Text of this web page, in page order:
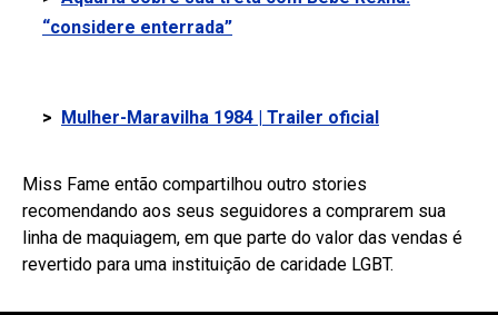
“considere enterrada”
> Mulher-Maravilha 1984 | Trailer oficial
Miss Fame então compartilhou outro stories
recomendando aos seus seguidores a comprarem sua
linha de maquiagem, em que parte do valor das vendas é
revertido para uma instituição de caridade LGBT.